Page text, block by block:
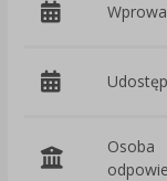
Osoba